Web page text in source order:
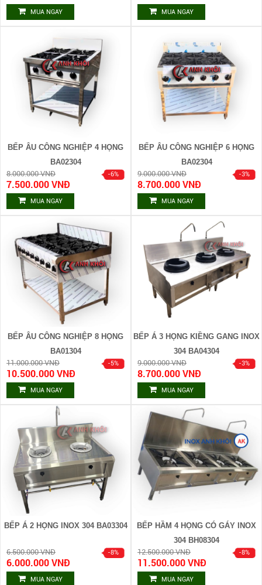
MUA NGAY MUA NGAY
BẾP ÂU CÔNG NGHIỆP 4 HỌNG
BA02304
8.000.000 VNĐ
7.500.000 VNĐ
MUA NGAY
BẾP ÂU CÔNG NGHIỆP 6 HỌNG
BA02304
9.000.000 VNĐ
8.700.000 VNĐ
MUA NGAY
BẾP ÂU CÔNG NGHIỆP 8 HỌNG
BA01304
11.000.000 VNĐ
10.500.000 VNĐ
MUA NGAY
BẾP Á 3 HỌNG KIỀNG GANG INOX
304 BA04304
9.000.000 VNĐ
8.700.000 VNĐ
MUA NGAY
BẾP Á 2 HỌNG INOX 304 BA03304
6.500.000 VNĐ
6.000.000 VNĐ
MUA NGAY
BẾP HẦM 4 HỌNG CÓ GÁY INOX
304 BH08304
12.500.000 VNĐ
11.500.000 VNĐ
MUA NGAY